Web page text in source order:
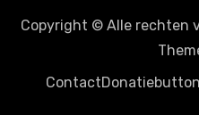
Copyright © Alle rechten
ContactDonatiebutton